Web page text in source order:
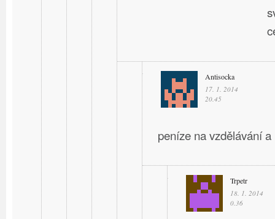
Antisocka
17. 1. 2014
20.45
peníze na vzdělávání
Trpetr
18. 1. 2014
0.36